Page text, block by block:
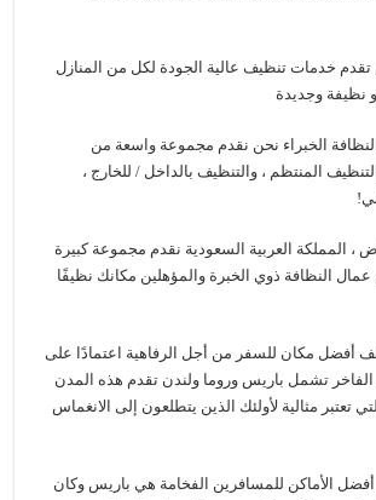
خدمات تنظيف عالية الجودة لكل من المنازل
نظيفة وجديدة
الخبراء نحن نقدم مجموعة واسعة من
المنتظم ، والتنظيف بالداخل / للخارج ،
المملكة العربية السعودية نقدم مجموعة كبيرة
النظافة ذوي الخبرة والمؤهلين مكانك نظيفًا
أفضل مكان للسفر من أجل الرفاهية اعتمادًا على
تشمل باريس وروما ولندن تقدم هذه المدن
تعتبر مثالية لأولئك الذين يتطلعون إلى الانغماس
الأماكن للمسافرين الفخامة هي باريس وكان